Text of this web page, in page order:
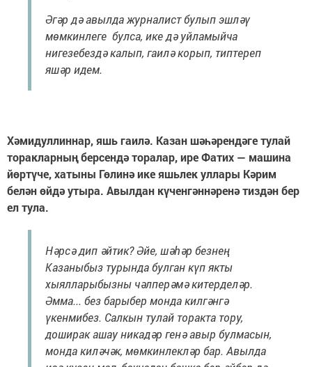
Әгәр дә авылда журналист булып эшләү
мөмкинлеге булса, ике дә уйламыйча
нигезебездә калып, гаилә корып, типтереп
яшәр идем.
Хәмидуллиннар, яшь гаилә. Казан шәһәрендәге тулай
торакларның берсендә торалар, ире Фатих — машина
йөртүче, хатыны Гөлинә ике яшьлек уллары Кәрим
белән өйдә утыра. Авылдан күченгәннәренә тиздән бер
ел тула.
Нәрсә дип әйтик? Әйе, шәһәр безнең
Казаныбыз турында булган күп якты
хыялларыбызны чәлперәмә китерделәр.
Әмма... без барыбер монда килгәнгә
үкенмибез. Салкын тулай торакта тору,
доширак ашау никадәр генә авыр булмасын,
монда киләчәк, мөмкинлекләр бар. Авылда